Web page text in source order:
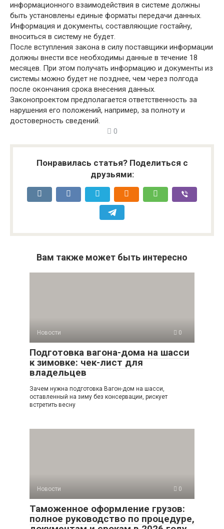
информационного взаимодействия в системе должны
быть установлены единые форматы передачи данных.
Информация и документы, составляющие гостайну,
вноситься в систему не будет.
После вступления закона в силу поставщики информации
должны внести все необходимы данные в течение 18
месяцев. При этом получать информацию и документы из
системы можно будет не позднее, чем через полгода
после окончания срока внесения данных.
Законопроектом предполагается ответственность за
нарушения его положений, например, за полноту и
достоверность сведений.
0
Понравилась статья? Поделиться с
друзьями:
Вам также может быть интересно
Новости 0
Подготовка вагона-дома на шасси
к зимовке: чек-лист для
владельцев
Зачем нужна подготовка Вагон-дом на шасси,
оставленный на зиму без консервации, рискует
встретить весну
Новости 0
Таможенное оформление грузов:
полное руководство по процедуре,